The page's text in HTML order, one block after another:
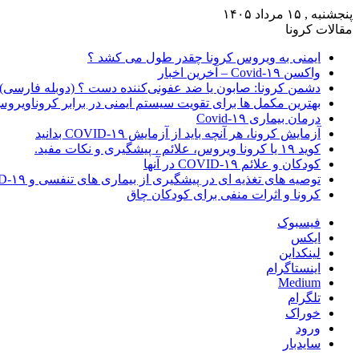
پنجشنبه , ۱۵ مرداد ۱۴۰۵
مقالات کرونا
ایمنی به ویروس کرونا چقدر طول می کشد ؟
واکسن Covid-۱۹ – آخرین اخبار
دشمن کرونا: صابون یا ضد عفونی‌کننده دست ؟ (دوبله فارسی)
بهترین مکمل ها برای تقویت سیستم ایمنی در برابر
درمان بیماری Covid-۱۹
آزمایش کرونا، هر آنچه باید از آزمایش COVID-۱۹ بدانید
کوید ۱۹ یا کرونا ویروس، علائم ، پیشگیری و نکات مفید.
کودکان و علائم COVID-۱۹ در آنها
توصیه های تغذیه ای در پیشگیری از بیماری های تنفسی و COVID-۱۹
کرونا و اثرات منفی برای کودکان چاق
فیسبوک
ایکس
لینکداین
اینستاگرام
Medium
تلگرام
خوراک
ورود
سایدبار